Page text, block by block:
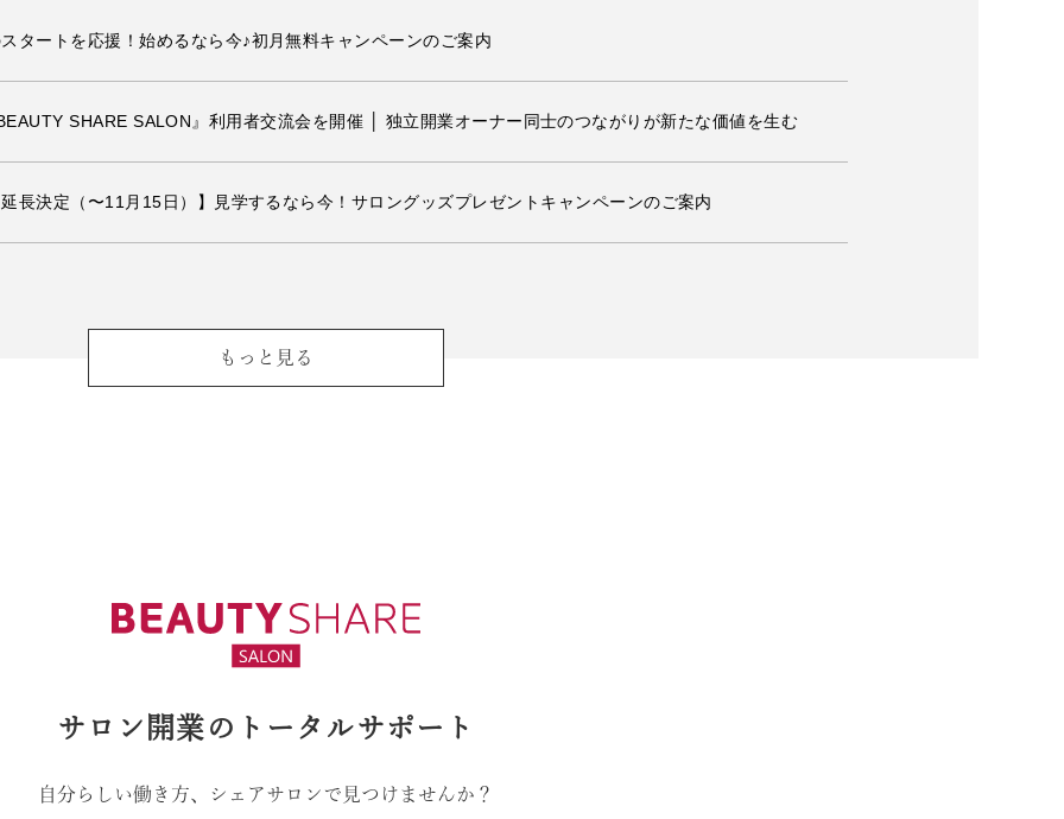
タートを応援！始めるなら今♪初月無料キャンペーンのご案内
SHARE SALON』利用者交流会を開催 │ 独立開業オーナー同士のつながりが新たな価値を生む
長決定（〜11月15日）】見学するなら今！サロングッズプレゼントキャンペーンのご案内
もっと見る
サロン開業のトータルサポート
自分らしい働き方、シェアサロンで見つけませんか？